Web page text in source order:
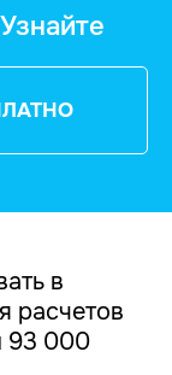
в
расчетов
93 000